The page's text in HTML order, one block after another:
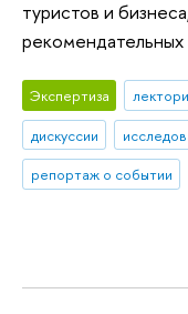
туристов и
рекомендательных
Экспертиза
дискуссии
репортаж о событии